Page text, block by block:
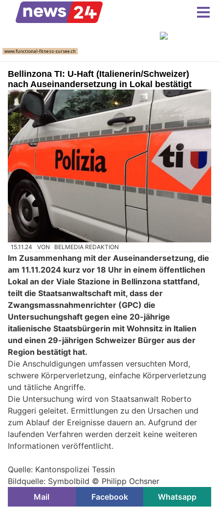
Bellinzona TI: U-Haft (Italienerin/Schweizer)
nach Auseinandersetzung in Lokal bestätigt
15.11.24 VON BELMEDIA REDAKTION
Im Zusammenhang mit der Auseinandersetzung, die
am 11.11.2024 kurz vor 18 Uhr in einem öffentlichen
Lokal an der Viale Stazione in Bellinzona stattfand,
teilt die Staatsanwaltschaft mit, dass der
Zwangsmassnahmenrichter (GPC) die
Untersuchungshaft gegen eine 20-jährige
italienische Staatsbürgerin mit Wohnsitz in Italien
und einen 29-jährigen Schweizer Bürger aus der
Region bestätigt hat.
Die Anschuldigungen umfassen versuchten Mord,
schwere Körperverletzung, einfache Körperverletzung
und tätliche Angriffe.
Die Untersuchung wird von Staatsanwalt Roberto
Ruggeri geleitet. Ermittlungen zu den Ursachen und
zum Ablauf der Ereignisse dauern an. Aufgrund der
laufenden Verfahren werden derzeit keine weiteren
Informationen veröffentlicht.
Quelle: Kantonspolizei Tessin
Bildquelle: Symbolbild © Philipp Ochsner
Mail
Facebook Whatsapp